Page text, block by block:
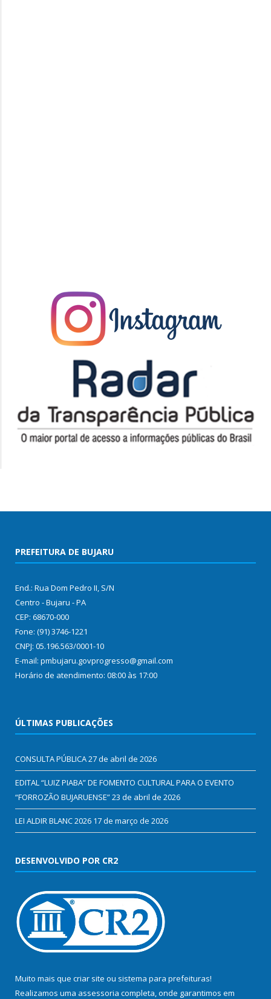
PREFEITURA DE BUJARU
End.: Rua Dom Pedro II, S/N
Centro - Bujaru - PA
CEP: 68670-000
Fone: (91) 3746-1221
CNPJ: 05.196.563/0001-10
E-mail: pmbujaru.govprogresso@gmail.com
Horário de atendimento: 08:00 às 17:00
ÚLTIMAS PUBLICAÇÕES
CONSULTA PÚBLICA27 de abril de 2026
EDITAL “LUIZ PIABA” DE FOMENTO CULTURAL PARA O EVENTO
“FORROZÃO BUJARUENSE”23 de abril de 2026
LEI ALDIR BLANC 2026 17 de março de 2026
DESENVOLVIDO POR CR2
Muito mais que criar site ou sistema para prefeituras!
Realizamos uma assessoria completa, onde garantimos em